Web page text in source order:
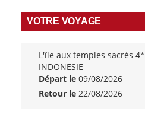
VOTRE VOYAGE
L'île aux temples sacrés 4*
INDONESIE
Départ le 09/08/2026
Retour le 22/08/2026